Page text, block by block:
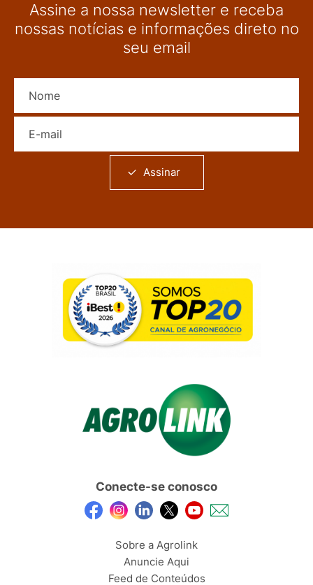
Assine a nossa newsletter e receba
nossas notícias e informações direto no
seu email
Assinar
Conecte-se conosco
Sobre a Agrolink
Anuncie Aqui
Feed de Conteúdos